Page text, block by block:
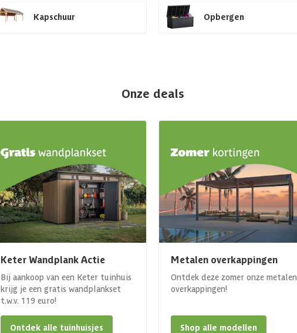
Kapschuur Opbergen
Onze deals
Keter Wandplank Actie
Bij aankoop van een Keter tuinhuis
krijg je een gratis wandplankset
t.w.v. 119 euro!
Ontdek alle tuinhuisjes
Metalen overkappingen
Ontdek deze zomer onze metalen
overkappingen!
Shop alle modellen